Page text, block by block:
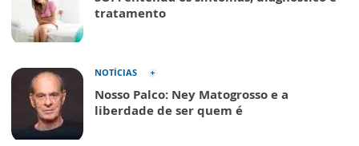
tratamento
NOTÍCIAS
Nosso Palco: Ney Matogrosso e a
liberdade de ser quem é